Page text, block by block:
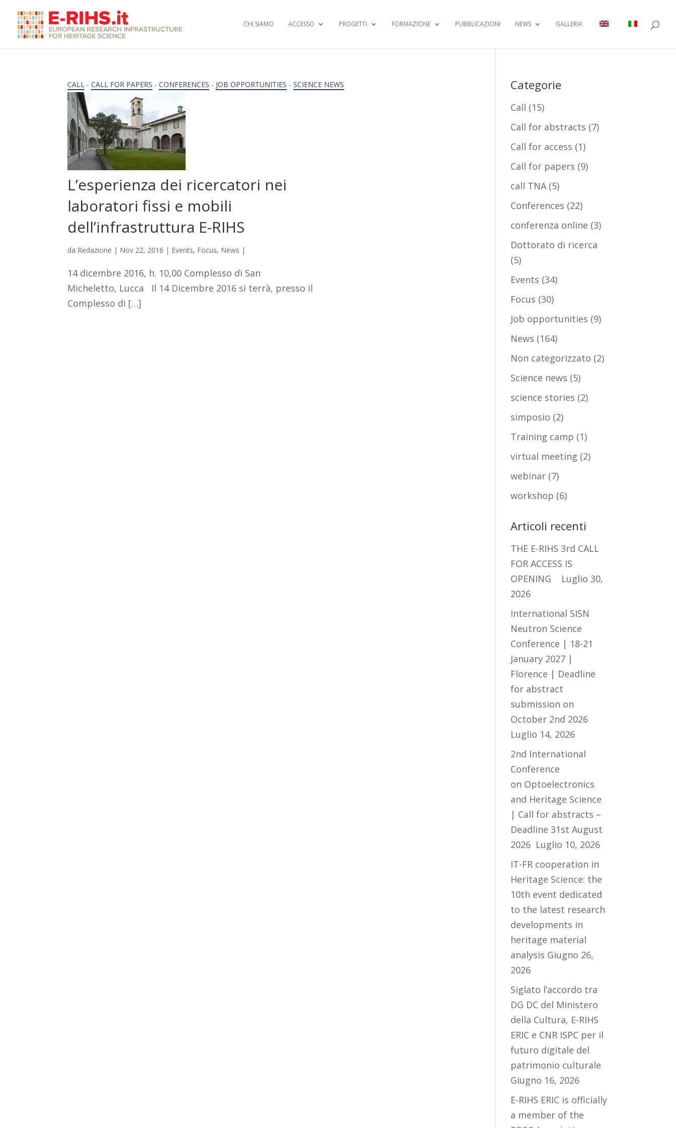
CHI SIAMO ACCESSO PROGETTI FORMAZIONE PUBBLICAZIONI NEWS GALLERIA
CALL -CALL FOR PAPERS -CONFERENCES - JOB OPPORTUNITIES -SCIENCE NEWS
L’esperienza dei ricercatori nei
laboratori fissi e mobili
dell’infrastruttura E-RIHS
da Redazione | Nov 22, 2016 | Events, Focus, News |
14 dicembre 2016, h. 10,00 Complesso di San
Micheletto, Lucca Il 14 Dicembre 2016 si terrà, presso il
Complesso di […]
Categorie
Call (15)
Call for abstracts (7)
Call for access (1)
Call for papers (9)
call TNA(5)
Conferences (22)
conferenza online (3)
Dottorato di ricerca
(5)
Events (34)
Focus (30)
Job opportunities (9)
News (164)
Non categorizzato (2)
Science news (5)
science stories (2)
simposio (2)
Training camp (1)
virtual meeting (2)
webinar (7)
workshop (6)
Articoli recenti
THE E-RIHS 3rd CALL
FOR ACCESS IS
OPENING
Luglio 30,
2026
International SISN
Neutron Science
Conference | 18-21
January 2027 |
Florence | Deadline
for abstract
submission on
October 2nd 2026
Luglio 14, 2026
2nd International
Conference
on Optoelectronics
and Heritage Science
| Call for abstracts –
Deadline 31st August
2026 Luglio 10, 2026
IT-FR cooperation in
Heritage Science: the
10th event dedicated
to the latest research
developments in
heritage material
analysis Giugno 26,
2026
Siglato l’accordo tra
DG DC del Ministero
della Cultura, E-RIHS
ERIC e CNR ISPC per il
futuro digitale del
patrimonio culturale
Giugno 16, 2026
E-RIHS ERIC is officially
a member of the